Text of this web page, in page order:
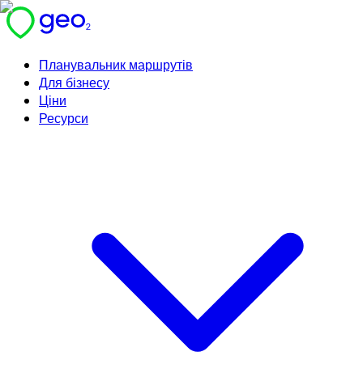
Планувальник маршрутів
Для бізнесу
Ціни
Ресурси